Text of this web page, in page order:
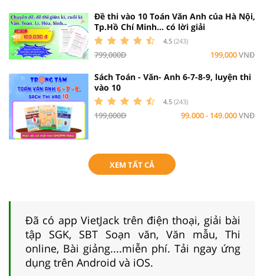
Đề thi vào 10 Toán Văn Anh của Hà Nội,
Tp.Hồ Chí Minh... có lời giải
4.5 (243)
799,000Đ 199,000VNĐ
Sách Toán - Văn- Anh 6-7-8-9, luyện thi
vào 10
4.5 (243)
199,000Đ 99.000 - 149.000VNĐ
XEM TẤT CẢ
Đã có app VietJack trên điện thoại, giải bài
tập SGK, SBT Soạn văn, Văn mẫu, Thi
online, Bài giảng....miễn phí. Tải ngay ứng
dụng trên Android và iOS.